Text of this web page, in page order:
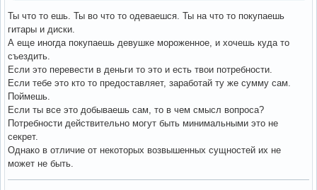
Ты что то ешь. Ты во что то одеваешся. Ты на что то покупаешь
гитары и диски.
А еще иногда покупаешь девушке мороженное, и хочешь куда то
съездить.
Если это перевести в деньги то это и есть твои потребности.
Если тебе это кто то предоставляет, заработай ту же сумму сам.
Поймешь.
Если ты все это добываешь сам, то в чем смысл вопроса?
Потребности действительно могут быть минимальными это не
секрет.
Однако в отличие от некоторых возвышенных сущностей их не
может не быть.